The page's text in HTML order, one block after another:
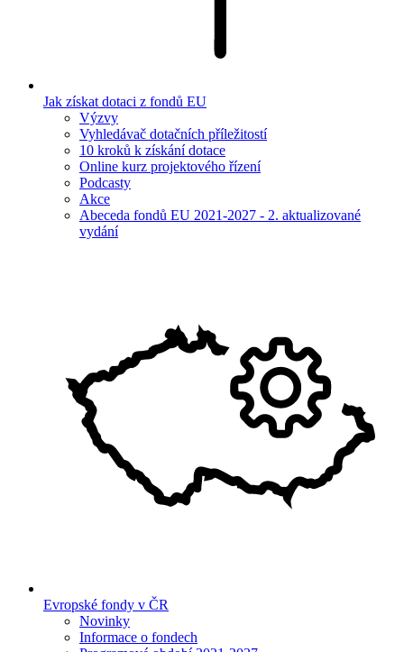
Jak získat dotaci z fondů EU
Výzvy
Vyhledávač dotačních příležitostí
10 kroků k získání dotace
Online kurz projektového řízení
Podcasty
Akce
Abeceda fondů EU 2021-2027 - 2. aktualizované
vydání
Evropské fondy v ČR
Novinky
Informace o fondech